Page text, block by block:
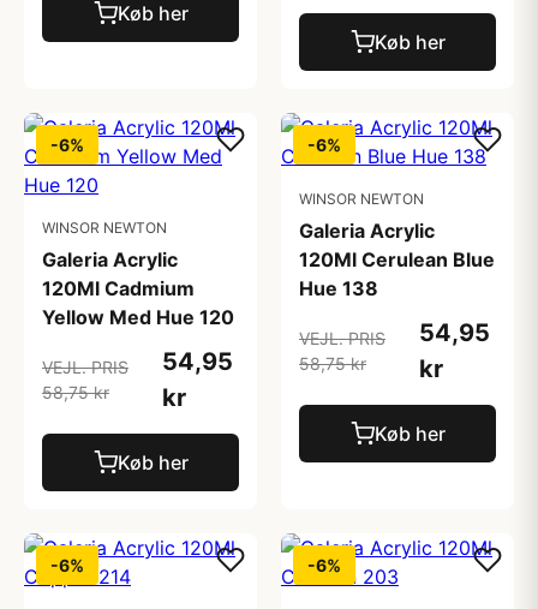
Køb her
Køb her
-6%
WINSOR NEWTON
Galeria Acrylic
120Ml Cadmium
Yellow Med Hue 120
VEJL. PRIS
58,75 kr
54,95
kr
Køb her
-6%
WINSOR NEWTON
Galeria Acrylic
120Ml Cerulean Blue
Hue 138
VEJL. PRIS
58,75 kr
54,95
kr
Køb her
-6% -6%